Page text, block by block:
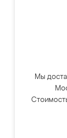
Мы